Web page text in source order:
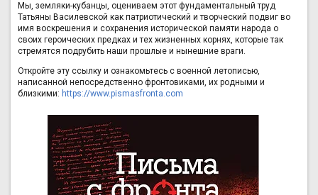
Мы, земляки-кубанцы, оцениваем этот фундаментальный труд
Татьяны Василевской как патриотический и творческий подвиг во
имя воскрешения и сохранения исторической памяти народа о
своих героических предках и тех жизненных корнях, которые так
стремятся подрубить наши прошлые и нынешние враги.
Откройте эту ссылку и ознакомьтесь с военной летописью,
написанной непосредственно фронтовиками, их родными и
близкими: https://www.pismasfronta.com